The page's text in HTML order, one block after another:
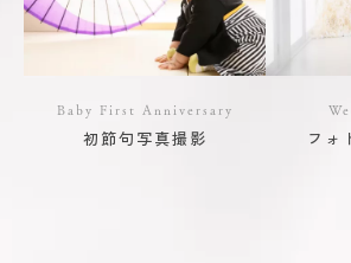
Baby First Anniversary
初節句写真撮影 フォ